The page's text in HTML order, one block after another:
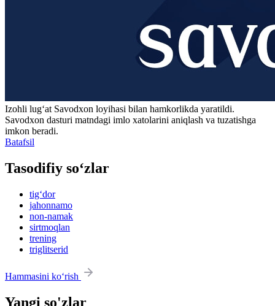
Izohli lugʻat Savodxon loyihasi bilan hamkorlikda yaratildi.
Savodxon dasturi matndagi imlo xatolarini aniqlash va tuzatishga
imkon beradi.
Batafsil
Tasodifiy so‘zlar
tig‘dor
jahonnamo
non-namak
sirtmoqlan
trening
triglitserid
Hammasini ko‘rish
Yangi so'zlar